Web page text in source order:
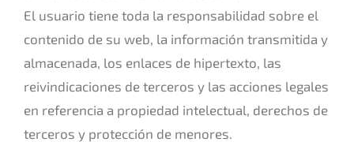
El usuario tiene toda la responsabilidad sobre el
contenido de su web, la información transmitida y
almacenada, los enlaces de hipertexto, las
reivindicaciones de terceros y las acciones legales
en referencia a propiedad intelectual, derechos de
terceros y protección de menores.